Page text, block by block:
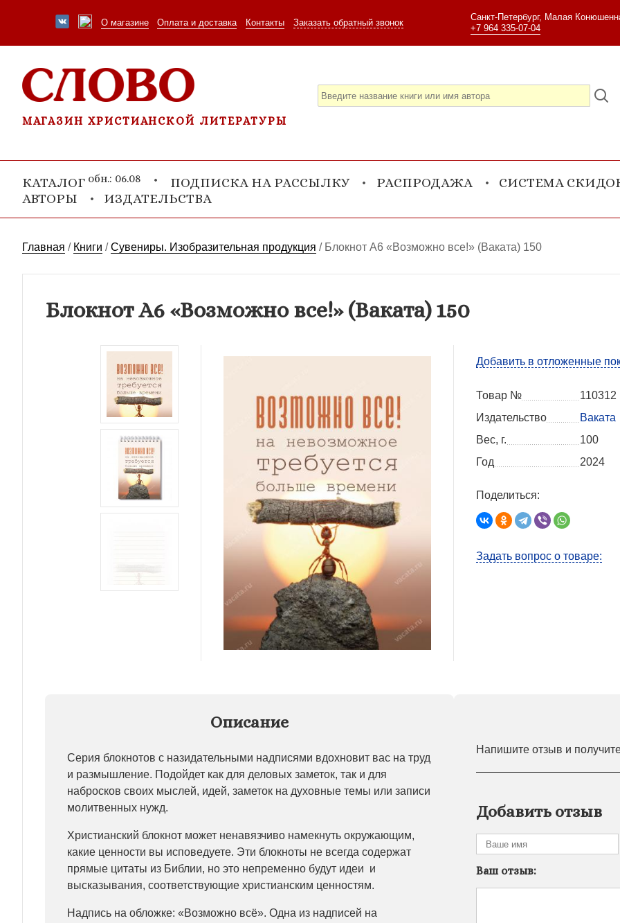
О магазине Оплата и доставка Контакты Заказать обратный звонок
Санкт-Петербург, Малая
+7 964 335-07-04
МАГАЗИН ХРИСТИАНСКОЙ ЛИТЕРАТУРЫ
КАТАЛОГ обн.: 06.08 ПОДПИСКА НА РАССЫЛКУ РАСПРОДАЖА
СИСТЕМА
АВТОРЫ
ИЗДАТЕЛЬСТВА
Главная / Книги /Сувениры. Изобразительная продукция / Блокнот А6 «Возможно все!» (Ваката) 150
Блокнот А6 «Возможно все!» (Ваката) 150
Добавить в отложенные
Товар №
110312
Издательство
Ваката
Вес, г.
100
Год
2024
Поделиться:
Задать вопрос о товаре:
Описание
Серия блокнотов с назидательными надписями вдохновит вас на труд
и размышление. Подойдет как для деловых заметок, так и для
набросков своих мыслей, идей, заметок на духовные темы или записи
молитвенных нужд.
Христианский блокнот может ненавязчиво намекнуть окружающим,
какие ценности вы исповедуете. Эти блокноты не всегда содержат
прямые цитаты из Библии, но это непременно будут идеи и
высказывания, соответствующие христианским ценностям.
Надпись на обложке: «Возможно всё». Одна из надписей на
Напишите отзыв и
Добавить отзыв
Ваш отзыв: